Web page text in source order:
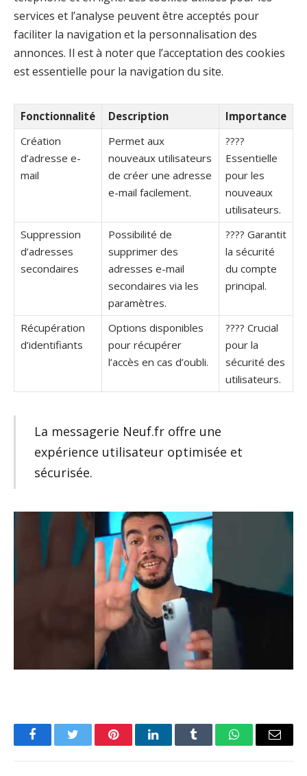
services et l’analyse peuvent être acceptés pour
faciliter la navigation et la personnalisation des
annonces. Il est à noter que l’acceptation des cookies
est essentielle pour la navigation du site.
Fonctionnalité Description
Importance
Création
d’adresse e-
mail
Permet aux
nouveaux utilisateurs
de créer une adresse
e-mail facilement.
????
Essentielle
pour les
nouveaux
utilisateurs.
Suppression
d’adresses
secondaires
Possibilité de
supprimer des
adresses e-mail
secondaires via les
paramètres.
???? Garantit
la sécurité
du compte
principal.
Récupération
d’identifiants
Options disponibles
pour récupérer
l’accès en cas d’oubli.
???? Crucial
pour la
sécurité des
utilisateurs.
La messagerie Neuf.fr offre une
expérience utilisateur optimisée et
sécurisée.
FacebookTwitter PinterestLinkedInTumblr WhatsAppEmail